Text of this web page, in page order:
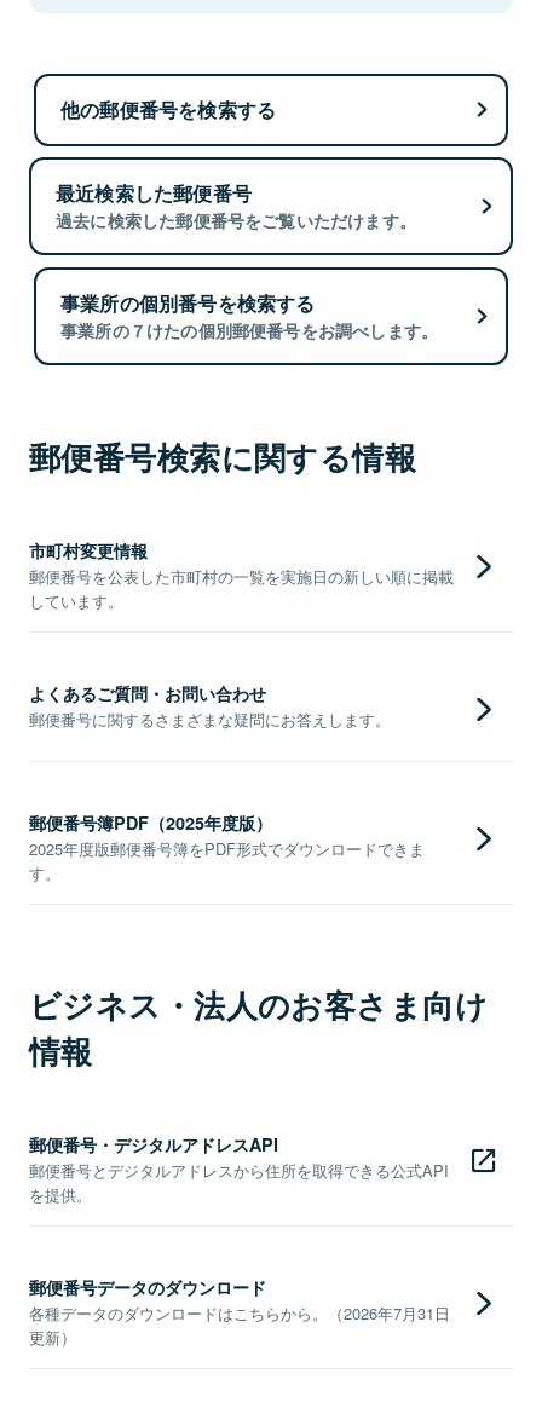
他の郵便番号を検索する
最近検索した郵便番号
過去に検索した郵便番号をご覧いただけます。
事業所の個別番号を検索する
事業所の７けたの個別郵便番号をお調べします。
郵便番号検索に関する情報
市町村変更情報
郵便番号を公表した市町村の一覧を実施日の新しい順に掲載
しています。
よくあるご質問・お問い合わせ
郵便番号に関するさまざまな疑問にお答えします。
郵便番号簿PDF（2025年度版）
2025年度版郵便番号簿をPDF形式でダウンロードできま
す。
ビジネス・法人のお客さま向け
情報
郵便番号・デジタルアドレスAPI
郵便番号とデジタルアドレスから住所を取得できる公式API
を提供。
郵便番号データのダウンロード
各種データのダウンロードはこちらから。（2026年7月31日
更新）